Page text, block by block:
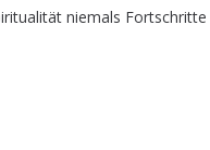
niemals Fortschritte